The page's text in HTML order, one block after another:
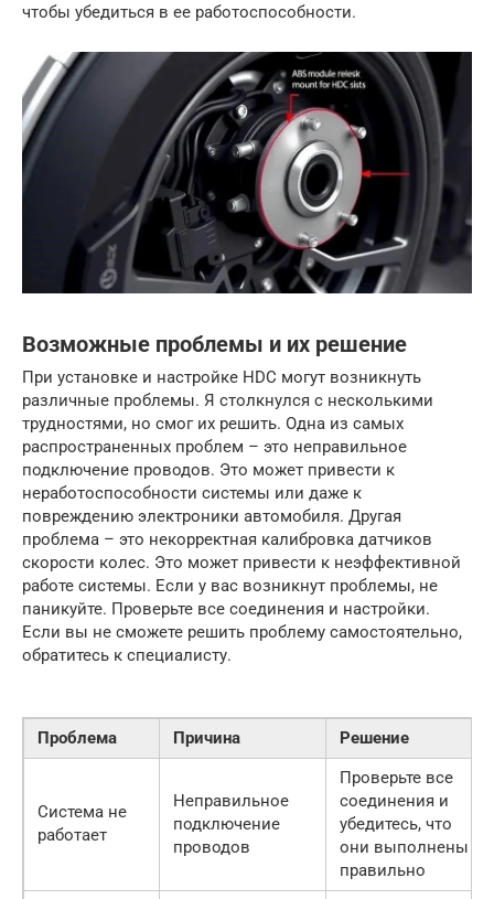
чтобы убедиться в ее работоспособности.
Возможные проблемы и их решение
При установке и настройке HDC могут возникнуть
различные проблемы. Я столкнулся с несколькими
трудностями, но смог их решить. Одна из самых
распространенных проблем – это неправильное
подключение проводов. Это может привести к
неработоспособности системы или даже к
повреждению электроники автомобиля. Другая
проблема – это некорректная калибровка датчиков
скорости колес. Это может привести к неэффективной
работе системы. Если у вас возникнут проблемы, не
паникуйте. Проверьте все соединения и настройки.
Если вы не сможете решить проблему самостоятельно,
обратитесь к специалисту.
Проблема Причина Решение
Система не
работает
Неправильное
подключение
проводов
Проверьте все
соединения и
убедитесь, что
они выполнены
правильно